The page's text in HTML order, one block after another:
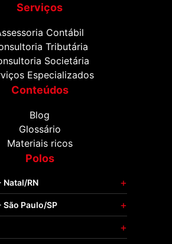
Serviços
Contábil
Tributária
Societária
Especializados
Conteúdos
Blog
Glossário
Materiais ricos
Polos
Natal/RN
São Paulo/SP